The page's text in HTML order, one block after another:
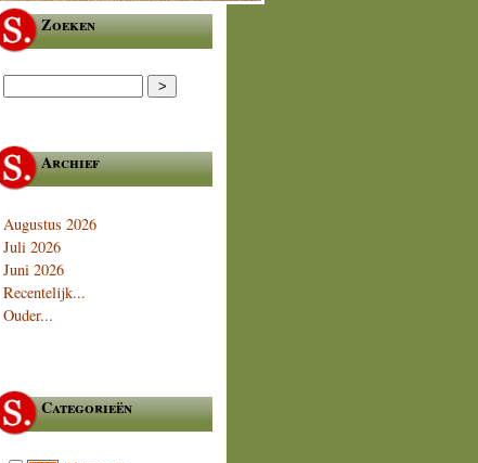
Zoeken
Archief
Augustus 2026
Juli 2026
Juni 2026
Recentelijk...
Ouder...
Categorieën